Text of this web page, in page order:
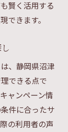
賢く活用する
できます。
、静岡県沼津
できる点で
ャンペーン情
件に合ったサ
の利用者の声